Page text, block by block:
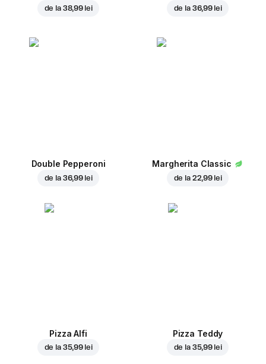
de la 38,99 lei de la 36,99 lei
Double Pepperoni
de la 36,99 lei
Margherita Classic
de la 22,99 lei
Pizza Alfi
de la 35,99 lei
Pizza Teddy
de la 35,99 lei